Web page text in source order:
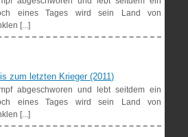
eines Tages wird sein Land von
[...]
zum letzten Krieger (2011)
abgeschworen und lebt seitdem ein
eines Tages wird sein Land von
[...]